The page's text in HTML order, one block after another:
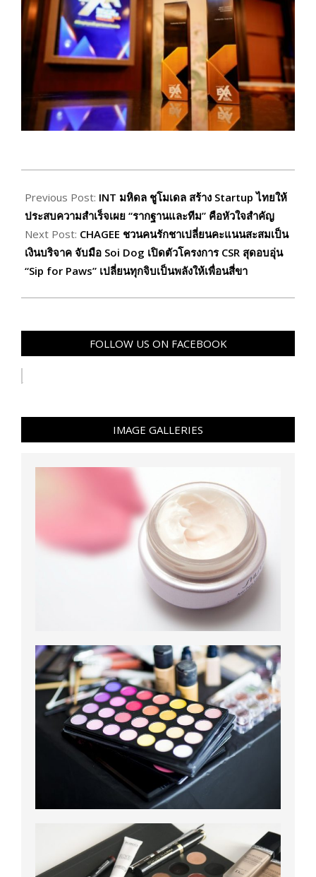
06-
11
Previous Post: INT มหิดล ชูโมเดล สร้าง Startup ไทยให้
ประสบความสำเร็จเผย “รากฐานและทีม” คือหัวใจสำคัญ
Next Post: CHAGEE ชวนคนรักชาเปลี่ยนคะแนนสะสมเป็น
เงินบริจาค จับมือ Soi Dog เปิดตัวโครงการ CSR สุดอบอุ่น
“Sip for Paws” เปลี่ยนทุกจิบเป็นพลังให้เพื่อนสี่ขา
FOLLOW US ON FACEBOOK
IMAGE GALLERIES